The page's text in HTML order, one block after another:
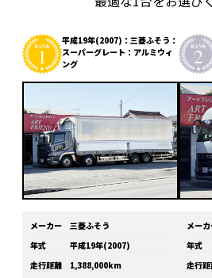
平成19年(2007)：三菱ふそう：
スーパーグレート：アルミウィ
ング
メーカー
三菱ふそう
年式
平成19年(2007)
走行距離
1,388,000km
メー
年式
走行